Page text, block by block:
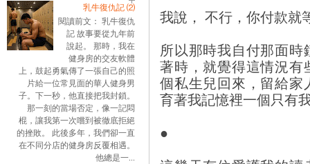
乳牛復仇記 ⑵
閱讀前文： 乳牛復仇
記 故事要從九年前
說起。 那時，我在
健身房的交友軟體
上，鼓起勇氣傳了一張自己的照
片給一位常見面的華人健身男
子。下一秒，他直接把我封鎖。
那一刻的當場否定，像一記悶
棍，讓我第一次嚐到被徹底拒絕
的挫敗。 此後多年，我們卻一直
在不同分店的健身房反覆相遇。
他總是一...
我說， 不行，你付款就
所以那時我自付那面
著時，就覺得這情況有
個私生兒回來，留給家
育著我記憶裡一個只有
●